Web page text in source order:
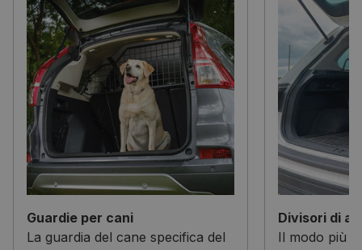
Guardie per cani
La guardia del cane specifica del
Divisori di
Il modo più